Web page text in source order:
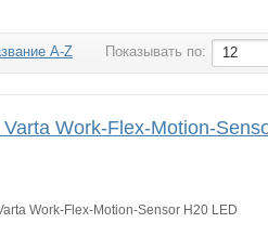
A-Z Показывать по: 12
Work-Flex-Motion-
Work-Flex-Motion-Sensor H20 LED